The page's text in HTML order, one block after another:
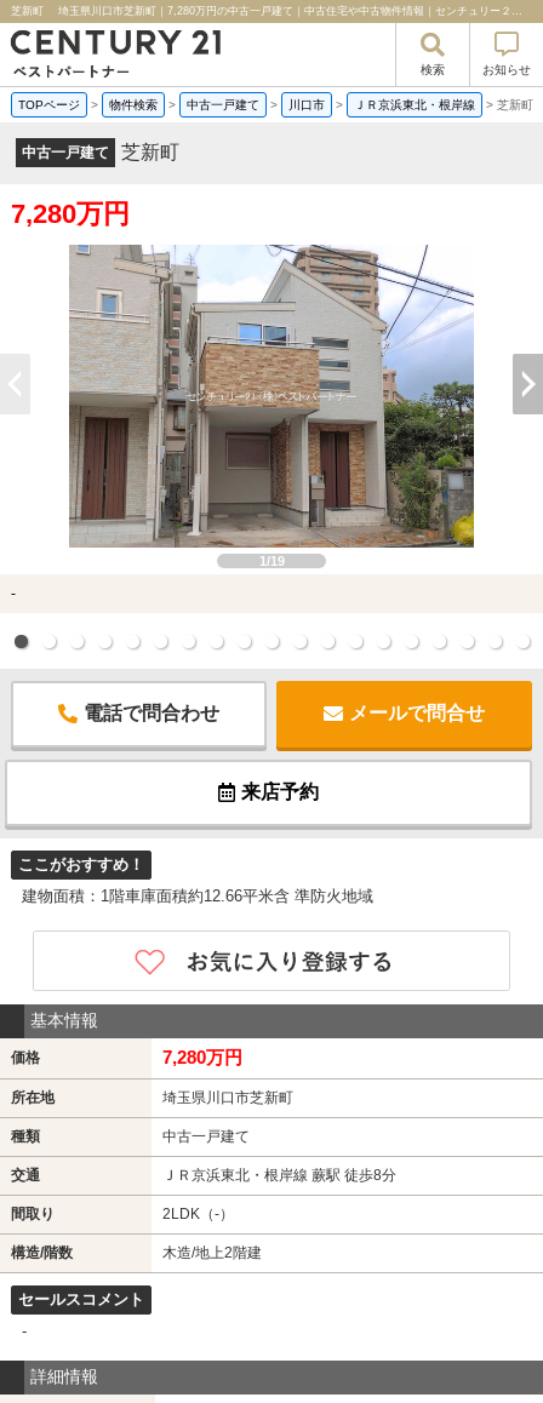
芝新町 埼玉県川口市芝新町｜7,280万円の中古一戸建て｜中古住宅や中古物件情報｜センチュリー２１ベストパートナー
検索 お知らせ
TOPページ > 物件検索 > 中古一戸建て > 川口市 > ＪＲ京浜東北・根岸線 > 芝新
中古一戸建て 芝新町
7,280万円
1/19
-
電話で問合わせ メールで問合せ
来店予約
ここがおすすめ！
建物面積：1階車庫面積約12.66平米含 準防火地域
基本情報
価格 7,280万円
所在地 埼玉県川口市芝新町
種類 中古一戸建て
交通 ＪＲ京浜東北・根岸線 蕨駅 徒歩8分
間取り 2LDK（-）
構造/階数 木造/地上2階建
セールスコメント
-
詳細情報